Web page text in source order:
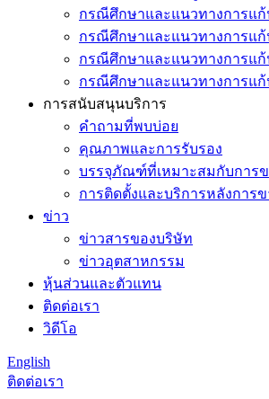
กรณีศึกษาและแนวทางการแ
กรณีศึกษาและแนวทางการแ
กรณีศึกษาและแนวทางการแ
กรณีศึกษาและแนวทางการแก้
การสนับสนุนบริการ
คำถามที่พบบ่อย
คุณภาพและการรับรอง
บรรจุภัณฑ์ที่เหมาะสมกับการข
การติดตั้งและบริการหลังการข
ข่าว
ข่าวสารของบริษัท
ข่าวอุตสาหกรรม
หุ้นส่วนและตัวแทน
ติดต่อเรา
วิดีโอ
English
ติดต่อเรา